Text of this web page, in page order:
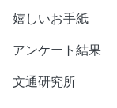
嬉しいお手紙
アンケート結果
文通研究所